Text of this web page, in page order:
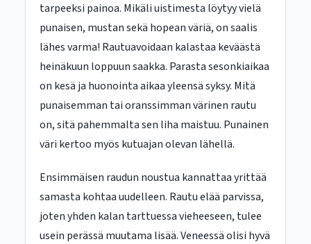
tarpeeksi painoa. Mikäli uistimesta löytyy vielä
punaisen, mustan sekä hopean väriä, on saalis
lähes varma! Rautuavoidaan kalastaa keväästä
heinäkuun loppuun saakka. Parasta sesonkiaikaa
on kesä ja huonointa aikaa yleensä syksy. Mitä
punaisemman tai oranssimman värinen rautu
on, sitä pahemmalta sen liha maistuu. Punainen
väri kertoo myös kutuajan olevan lähellä.
Ensimmäisen raudun noustua kannattaa yrittää
samasta kohtaa uudelleen. Rautu elää parvissa,
joten yhden kalan tarttuessa vieheeseen, tulee
usein perässä muutama lisää. Veneessä olisi hyvä